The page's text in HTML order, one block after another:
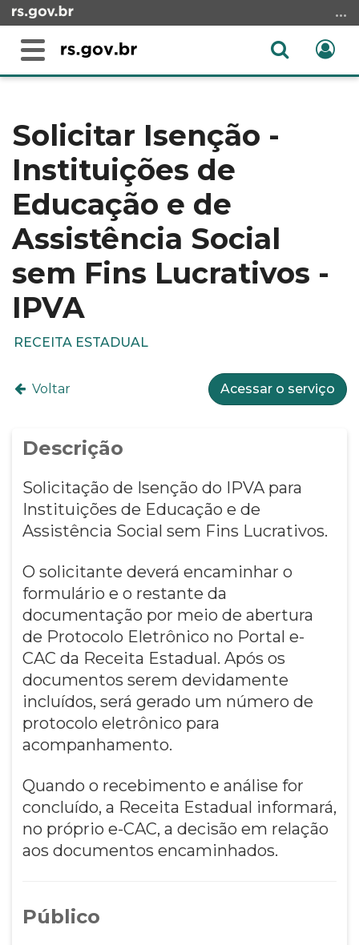
para
conteúdo
menu
para
busca
Alterna
Abrir
conteúdo
Solicitar Isenção -
Instituições de
Educação e de
Assistência Social
sem Fins Lucrativos -
IPVA
RECEITA ESTADUAL
Voltar Acessar o serviço
Descrição
Solicitação de Isenção do IPVA para
Instituições de Educação e de
Assistência Social sem Fins Lucrativos.
O solicitante deverá encaminhar o
formulário e o restante da
documentação por meio de abertura
de Protocolo Eletrônico no Portal e-
CAC da Receita Estadual. Após os
documentos serem devidamente
incluídos, será gerado um número de
protocolo eletrônico para
acompanhamento.
Quando o recebimento e análise for
concluído, a Receita Estadual informará,
no próprio e-CAC, a decisão em relação
aos documentos encaminhados.
Público